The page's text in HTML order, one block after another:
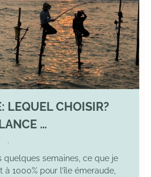
LEQUEL CHOISIR?
…
semaines, ce que je
à 1000% pour l’île émeraude,